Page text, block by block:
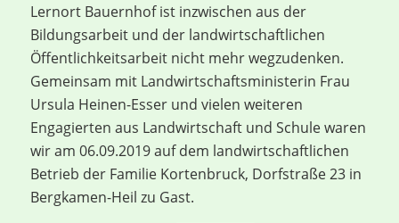
Lernort Bauernhof ist inzwischen aus der
Bildungsarbeit und der landwirtschaftlichen
Öffentlichkeitsarbeit nicht mehr wegzudenken.
Gemeinsam mit Landwirtschaftsministerin Frau
Ursula Heinen-Esser und vielen weiteren
Engagierten aus Landwirtschaft und Schule waren
wir am 06.09.2019 auf dem landwirtschaftlichen
Betrieb der Familie Kortenbruck, Dorfstraße 23 in
Bergkamen-Heil zu Gast.